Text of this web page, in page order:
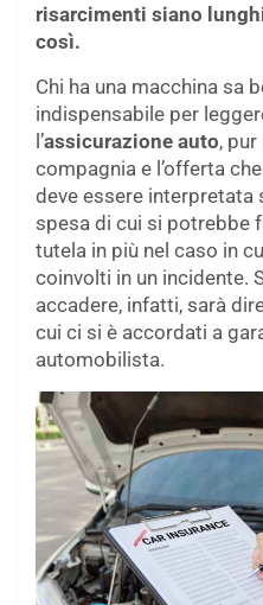
risarcimenti siano
così.
Chi ha una macchina sa
indispensabile per
l’assicurazione auto,
compagnia e l’offerta
deve essere interpretata
spesa di cui si potrebbe
tutela in più nel caso in
coinvolti in un incidente.
accadere, infatti, sarà
cui ci si è accordati a
automobilista.